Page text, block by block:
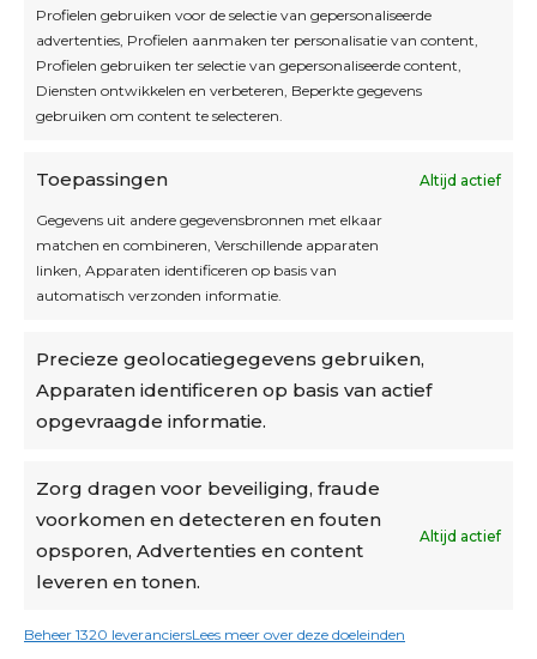
Profielen gebruiken voor de selectie van gepersonaliseerde
advertenties, Profielen aanmaken ter personalisatie van content,
Profielen gebruiken ter selectie van gepersonaliseerde content,
Diensten ontwikkelen en verbeteren, Beperkte gegevens
gebruiken om content te selecteren.
Toepassingen Altijd actief
Gegevens uit andere gegevensbronnen met elkaar
matchen en combineren, Verschillende apparaten
linken, Apparaten identificeren op basis van
automatisch verzonden informatie.
Precieze geolocatiegegevens gebruiken,
Apparaten identificeren op basis van actief
opgevraagde informatie.
Zorg dragen voor beveiliging, fraude
voorkomen en detecteren en fouten
opsporen, Advertenties en content
leveren en tonen.
Altijd actief
Beheer 1320 leveranciersLees meer over deze doeleinden
Interesse in leuke kadotips of toffe acties?
Laat dan hier je mailadres achter.
Algemene voorwaarden
Cookiebeleid
Accountinstellingen
Verzending
€6,50-€7,50 via Bpost